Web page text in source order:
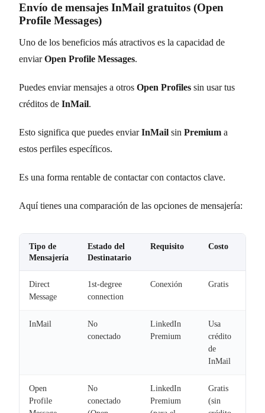
Envío de mensajes InMail gratuitos (Open
Profile Messages)
Uno de los beneficios más atractivos es la capacidad de
enviarOpen Profile Messages.
Puedes enviar mensajes a otros Open Profiles sin usar tus
créditos de InMail.
Esto significa que puedes enviarInMail sin Premium a
estos perfiles específicos.
Es una forma rentable de contactar con contactos clave.
Aquí tienes una comparación de las opciones de mensajería:
Tipo de
Mensajería
Estado del
Destinatario
Requisito Costo
Direct
Message
1st-degree
connection
Conexión Gratis
InMail
No
conectado
LinkedIn
Premium
Usa
crédito
de
InMail
Open
Profile
No
conectado
LinkedIn
Premium
Gratis
(sin